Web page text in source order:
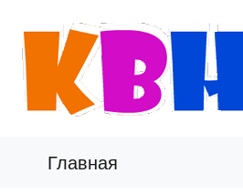
Главная